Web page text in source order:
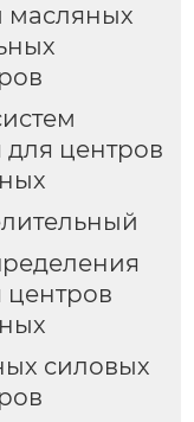
масляных
центров
центров
силовых